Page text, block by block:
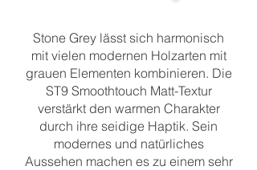
Stone Grey lässt sich harmonisch
mit vielen modernen Holzarten mit
grauen Elementen kombinieren. Die
ST9 Smoothtouch Matt-Textur
verstärkt den warmen Charakter
durch ihre seidige Haptik. Sein
modernes und natürliches
Aussehen machen es zu einem sehr